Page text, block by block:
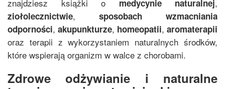
znajdziesz książki o medycynie naturalnej,
ziołolecznictwie, sposobach wzmacniania
odporności, akupunkturze, homeopatii, aromaterapii
oraz terapii z wykorzystaniem naturalnych środków,
które wspierają organizm w walce z chorobami.
Zdrowe odżywianie i naturalne